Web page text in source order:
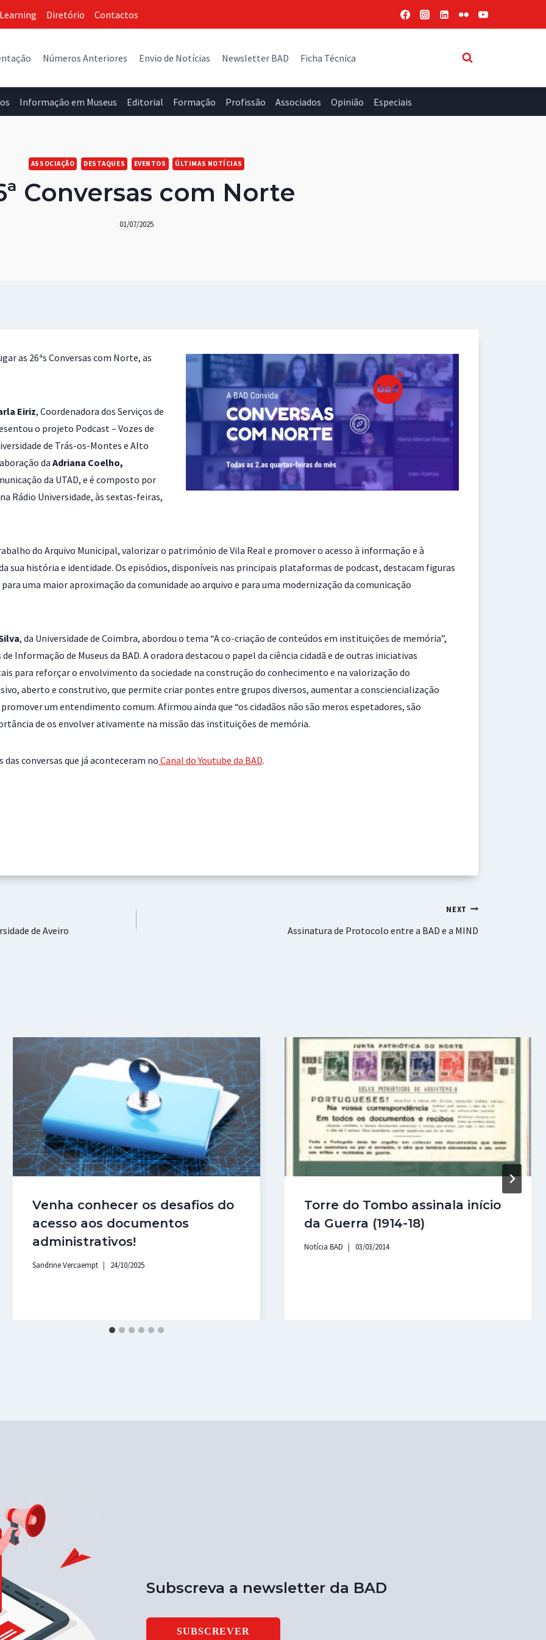
Diretório Contactos
Números Anteriores Envio de Notícias Newsletter BAD Ficha Técnica
Informação em Museus Editorial Formação Profissão Associados Opinião Especiais
ASSOCIAÇÃO DESTAQUES EVENTOS ÚLTIMAS NOTÍCIAS
Conversas com Norte
01/07/2025
as 26ªs Conversas com Norte, as
Eiriz, Coordenadora dos Serviços de
o projeto Podcast – Vozes de
de Trás-os-Montes e Alto
da Adriana Coelho,
da UTAD, e é composto por
Rádio Universidade, às sextas-feiras,
do Arquivo Municipal, valorizar o património de Vila Real e promover o acesso à informação e à
sua história e identidade. Os episódios, disponíveis nas principais plataformas de podcast, destacam figuras
uma maior aproximação da comunidade ao arquivo e para uma modernização da comunicação
, da Universidade de Coimbra, abordou o tema “A co-criação de conteúdos em instituições de memória”,
Informação de Museus da BAD. A oradora destacou o papel da ciência cidadã e de outras iniciativas
para reforçar o envolvimento da sociedade na construção do conhecimento e na valorização do
aberto e construtivo, que permite criar pontes entre grupos diversos, aumentar a consciencialização
um entendimento comum. Afirmou ainda que “os cidadãos não são meros espetadores, são
de os envolver ativamente na missão das instituições de memória.
conversas que já aconteceram no Canal do Youtube da BAD.
de Aveiro
NEXT
Assinatura de Protocolo entre a BAD e a MIND
Venha conhecer os desafios do
acesso aos documentos
administrativos!
Sandrine Vercaempt 24/10/2025
Torre do Tombo assinala início
da Guerra (1914-18)
Notícia BAD 03/03/2014
Subscreva a newsletter da BAD
SUBSCREVER